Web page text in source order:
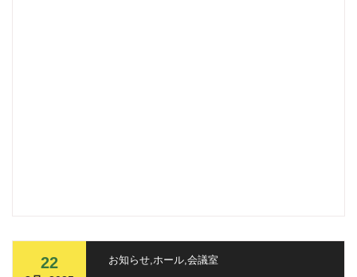
22 お知らせ,ホール,会議室